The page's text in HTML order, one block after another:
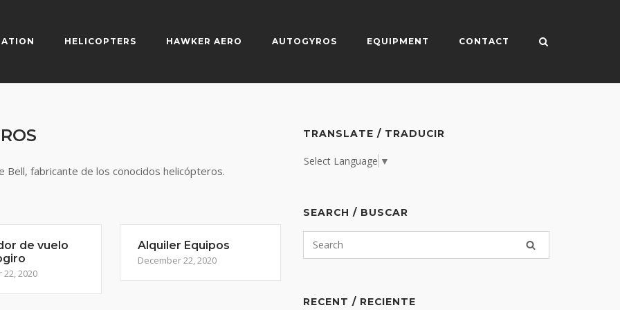
HELICOPTERS HAWKER AERO AUTOGYROS EQUIPMENT CONTACT
fabricante de los conocidos helicópteros.
de vuelo
2020
Alquiler Equipos
December 22, 2020
TRANSLATE / TRADUCIR
Select Language ▼
SEARCH / BUSCAR
RECENT / RECIENTE